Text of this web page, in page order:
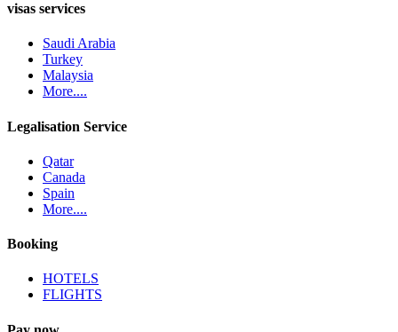
visas services
Saudi Arabia
Turkey
Malaysia
More....
Legalisation Service
Qatar
Canada
Spain
More....
Booking
HOTELS
FLIGHTS